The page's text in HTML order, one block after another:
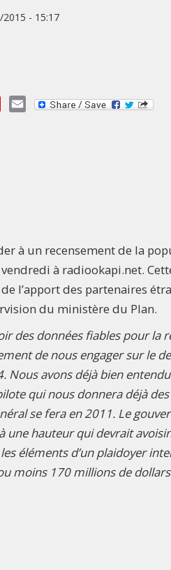
- 15:17
Pinterest
Email
à un recensement de la
à radiookapi.net.
l’apport des partenaires
du ministère du Plan.
des données fiables pour la
de nous engager sur le
Nous avons déjà bien
qui nous donnera déjà
se fera en 2011. Le
une hauteur qui devrait
éléments d’un plaidoyer
moins 170 millions de